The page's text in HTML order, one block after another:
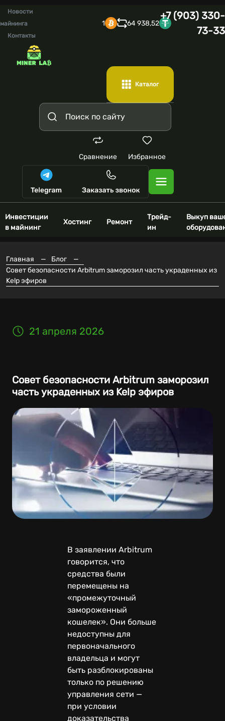
Новости
майнинга
Контакты
1 64 938,52
+7 (903) 330-
73-33
Каталог
Сравнение Избранное
Инвестиции
в майнинг
Хостинг Ремонт
Трейд-
ин
Выкуп
Главная — Блог
—
Совет безопасности Arbitrum заморозил часть украденных из
Kelp эфиров
21 апреля 2026
Совет безопасности Arbitrum заморозил
часть украденных из Kelp эфиров
В заявлении Arbitrum
говорится, что
средства были
перемещены на
«промежуточный
замороженный
кошелек». Они больше
недоступны для
первоначального
владельца и могут
быть разблокированы
только по решению
управления сети —
при условии
доказательства